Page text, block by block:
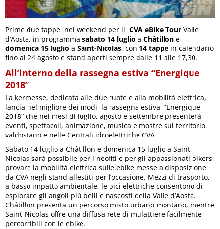
Prime due tappe nel weekend per ilCVA eBike Tour Valle
d’Aosta, in programmasabato 14 luglio aChâtillon e
domenica 15 luglio aSaint-Nicolas, con 14 tappe in calendario
fino al 24 agosto e stand aperti sempre dalle 11 alle 17,30.
All’interno della rassegna estiva “Energique
2018”
La kermesse, dedicata alle due ruote e alla mobilità elettrica,
lancia nel migliore dei modi la rassegna estiva “Energique
2018” che nei mesi di luglio, agosto e settembre presenterà
eventi, spettacoli, animazione, musica e mostre sul territorio
valdostano e nelle Centrali idroelettriche CVA.
Sabato 14 luglio a Châtillon e domenica 15 luglio a Saint-
Nicolas sarà possibile per i neofiti e per gli appassionati bikers,
provare la mobilità elettrica sulle ebike messe a disposizione
da CVA negli stand allestiti per l’occasione. Mezzi di trasporto,
a basso impatto ambientale, le bici elettriche consentono di
esplorare gli angoli più belli e nascosti della Valle d’Aosta.
Châtillon presenta un percorso misto urbano-montano, mentre
Saint-Nicolas offre una diffusa rete di mulattiere facilmente
percorribili con le ebike.